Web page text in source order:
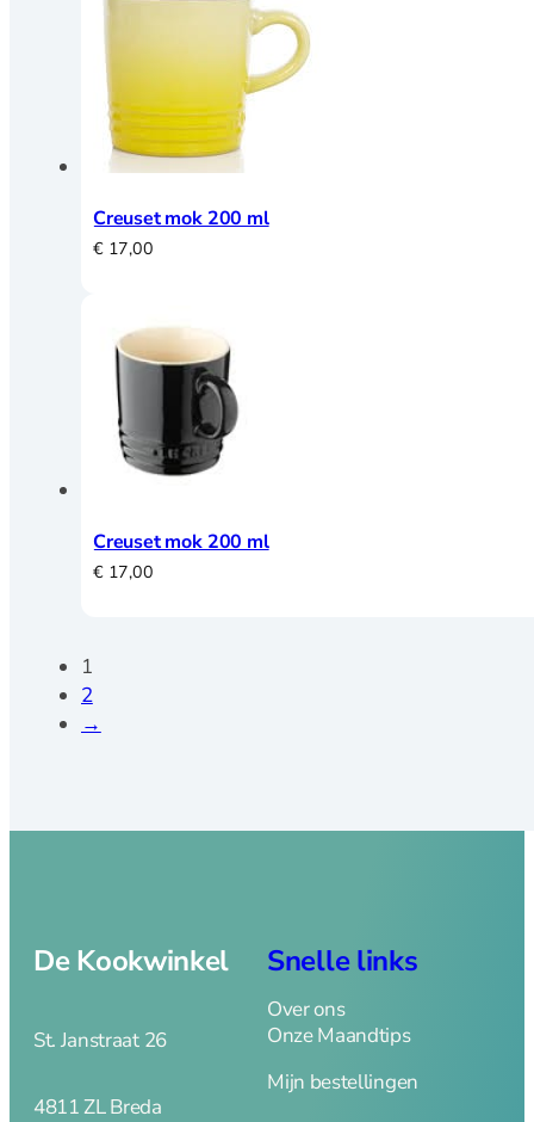
Creuset mok 200 ml
€17,00
Creuset mok 200 ml
€17,00
1
2
→
De Kookwinkel
St. Janstraat 26
4811 ZL Breda
Snelle links
Over ons
Onze Maandtips
Mijn bestellingen